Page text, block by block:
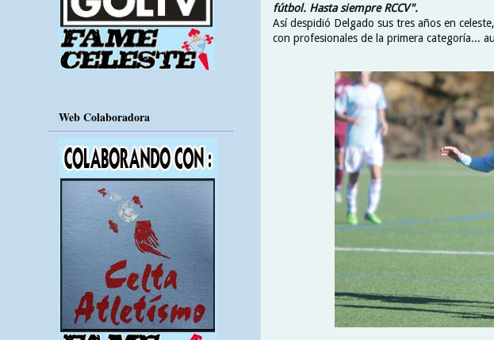
fútbol. Hasta siempre RCCV".
Así despidió Delgado sus tres años en
con profesionales de la primera categoría...
Web Colaboradora